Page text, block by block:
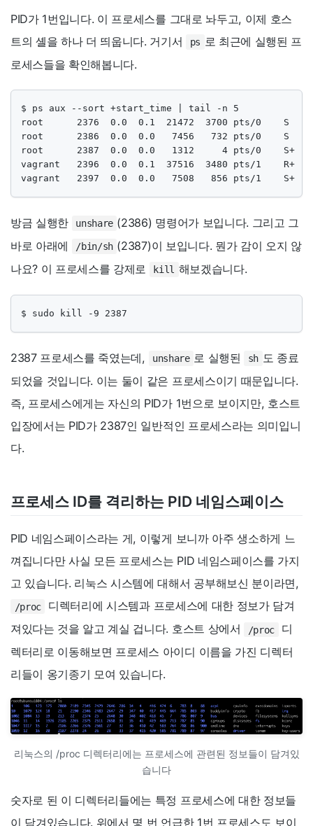
PID가 1번입니다. 이 프로세스를 그대로 놔두고, 이제 호스
트의 셸을 하나 더 띄웁니다. 거기서
ps
로 최근에 실행된 프
로세스들을 확인해봅니다.
$ ps aux --sort +start_time | tail -n 5
root      2376  0.0  0.1  21472  3700 pts/0    S
root      2386  0.0  0.0   7456   732 pts/0    S
root      2387  0.0  0.0   1312     4 pts/0    S+
vagrant   2396  0.0  0.1  37516  3480 pts/1    R+
vagrant   2397  0.0  0.0   7508   856 pts/1    S+
방금 실행한 unshare (2386) 명령어가 보입니다. 그리고 그
바로 아래에
/bin/sh (2387)이 보입니다. 뭔가 감이 오지 않
나요? 이 프로세스를 강제로
kill 해보겠습니다.
$ sudo kill -9 2387
2387 프로세스를 죽였는데, unshare 로 실행된 sh 도 종료
되었을 것입니다. 이는 둘이 같은 프로세스이기 때문입니다.
즉, 프로세스에게는 자신의 PID가 1번으로 보이지만, 호스트
입장에서는 PID가 2387인 일반적인 프로세스라는 의미입니
다.
프로세스 ID를 격리하는 PID 네임스페이스
PID 네임스페이스라는 게, 이렇게 보니까 아주 생소하게 느
껴집니다만 사실 모든 프로세스는 PID 네임스페이스를 가지
고 있습니다. 리눅스 시스템에 대해서 공부해보신 분이라면,
/proc
디렉터리에 시스템과 프로세스에 대한 정보가 담겨
져있다는 것을 알고 계실 겁니다. 호스트 상에서
/proc
디
렉터리로 이동해보면 프로세스 아이디 이름을 가진 디렉터
리들이 옹기종기 모여 있습니다.
리눅스의 /proc 디렉터리에는 프로세스에 관련된 정보들이 담겨있
습니다
숫자로 된 이 디렉터리들에는 특정 프로세스에 대한 정보들
이 담겨있습니다. 위에서 몇 번 언급한 1번 프로세스도 보이